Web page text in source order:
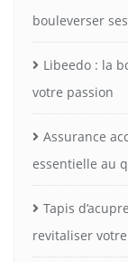
bouleverser
Libeedo : la
votre passion
Assurance
essentielle au
Tapis
revitaliser